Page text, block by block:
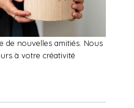
de nouvelles amitiés. Nous
à votre créativité